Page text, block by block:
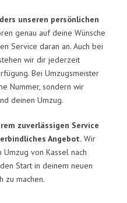
unseren persönlichen
genau auf deine Wünsche
Service daran an. Auch bei
wir dir jederzeit
Bei Umzugsmeister
Nummer, sondern wir
deinen Umzug.
zuverlässigen Service
Angebot. Wir
von Kassel nach
Start in deinem neuen
zu machen.